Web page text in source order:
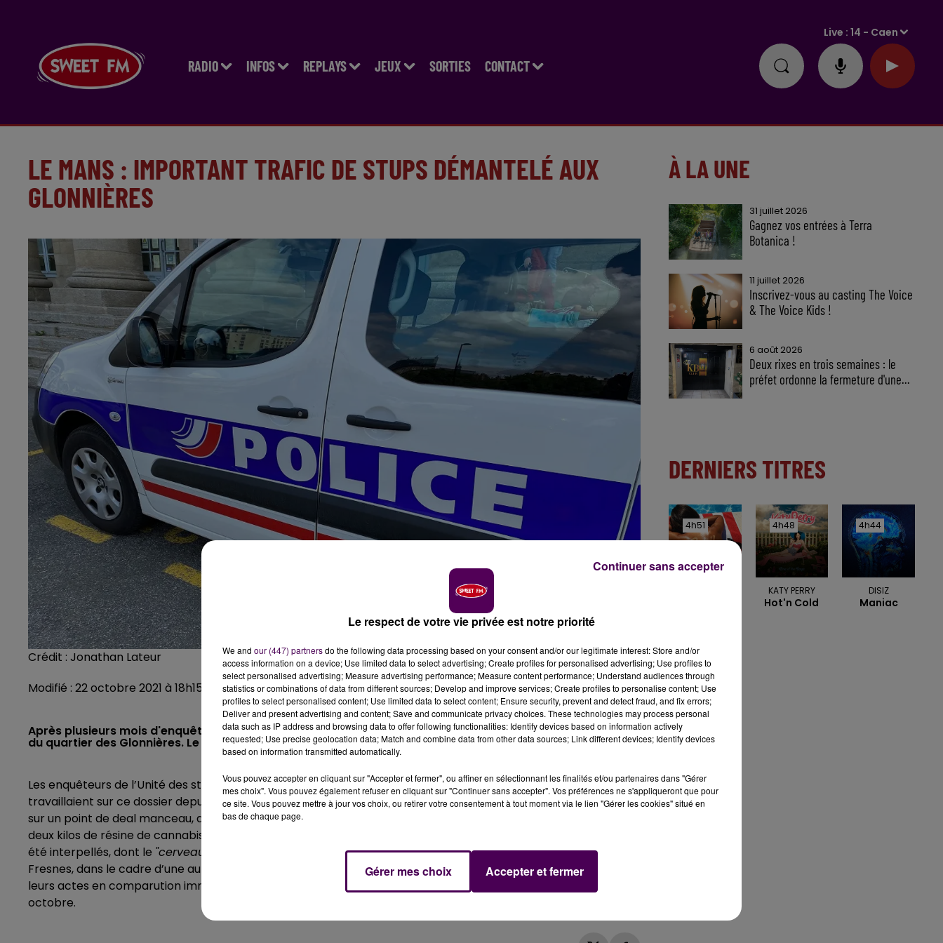
RADIO INFOS REPLAYS JEUX SORTIES CONTACT
Live :14 - Caen
LE MANS : IMPORTANT TRAFIC DE STUPS DÉMANTELÉ AUX
GLONNIÈRES
Crédit : Jonathan Lateur
Modifié : 22 octobre 2021 à 18h15 par Clément Rohée
Après plusieurs mois d'enquête, les policiers manceaux ont fait une descente sur un point de deal connu
du quartier des Glonnières. Le chef gérait le réseau depuis sa cellule de la prison de Fresnes.
Les enquêteurs de l’Unité des stupéfiants et de l’économie souterraine du Mans, autrement dit"les stups",
travaillaient sur ce dossier depuis la fin du mois d’août. Mardi matin, le 19 octobre, les policiers sont intervenus
sur un point de deal manceau, dans le quartier des Glonnières.
deux kilos de résine de cannabis, 500 grammes d’herbe et 150 grammes de cocaïne. Au final, cinq hommes ont
été interpellés, dont le "cerveau"
, qui était resté à la manœuvre... malgré son incarcération à la prison de
Fresnes, dans le cadre d’une autre affaire. L’un des individus a été relâché. Les autres devaient répondre de
leurs actes en comparution immédiate devant le tribunal du Mans dans l'après-midi de ce vendredi 22
octobre.
À LA UNE
31 juillet 2026
Gagnez vos entrées à Terra
Botanica !
11 juillet 2026
Inscrivez-vous au casting The Voice
& The Voice Kids !
6 août 2026
Deux rixes en trois semaines : le
préfet ordonne la fermeture d'une...
DERNIERS TITRES
4h51
4h51 4h48
4h48
KATY PERRY
Hot'n Cold
4h44
4h44
DISIZ
Maniac
Le respect de votre vie privée est notre priorité
We and our (447) partnersdo the following data processing based on your consent and/or our legitimate interest: Store and/or
access information on a device; Use limited data to select advertising; Create profiles for personalised advertising; Use profiles to
select personalised advertising; Measure advertising performance; Measure content performance; Understand audiences through
statistics or combinations of data from different sources; Develop and improve services; Create profiles to personalise content; Use
profiles to select personalised content; Use limited data to select content; Ensure security, prevent and detect fraud, and fix errors;
Deliver and present advertising and content; Save and communicate privacy choices. These technologies may process personal
data such as IP address and browsing data to offer following functionalities: Identify devices based on information actively
requested; Use precise geolocation data; Match and combine data from other data sources; Link different devices; Identify devices
based on information transmitted automatically.
Vous pouvez accepter en cliquant sur "Accepter et fermer", ou affiner en sélectionnant les finalités et/ou partenaires dans "Gérer
mes choix". Vous pouvez également refuser en cliquant sur "Continuer sans accepter". Vos préférences ne s'appliqueront que pour
ce site. Vous pouvez mettre à jour vos choix, ou retirer votre consentement à tout moment via le lien "Gérer les cookies" situé en
bas de chaque page.
Gérer mes choix Accepter et fermer
Continuer sans accepter